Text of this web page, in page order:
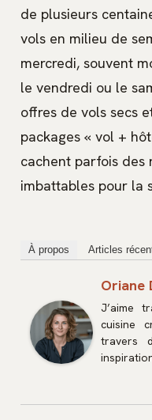
de plusieurs
vols en milieu de
mercredi, souvent
le vendredi ou le
offres de vols secs
packages « vol +
cachent parfois des
imbattables pour la
À propos Articles
Oriane
J’aime
cuisine
travers